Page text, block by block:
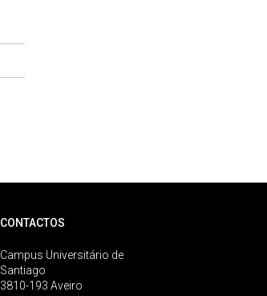
CONTACTOS
Campus Universitário de
Santiago
3810-193 Aveiro